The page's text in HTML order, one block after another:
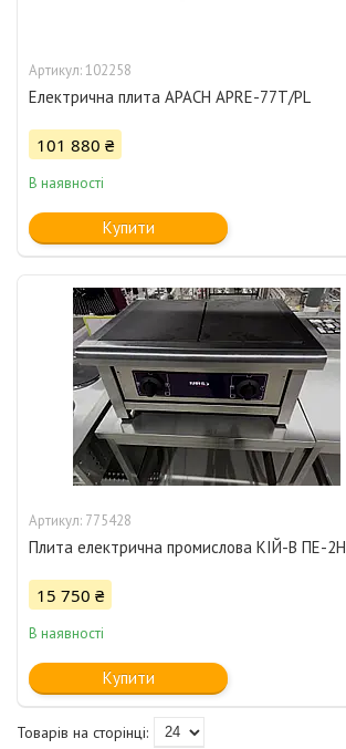
102258
Електрична плита APACH APRE-77T/PL
101 880 ₴
В наявності
Купити
775428
Плита електрична промислова КІЙ-В ПЕ-2Н
15 750 ₴
В наявності
Купити